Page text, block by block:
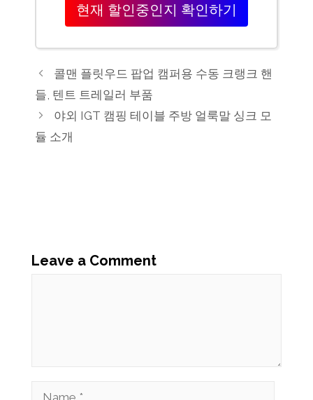
현재 할인중인지 확인하기
콜맨 플릿우드 팝업 캠퍼용 수동 크랭크 핸
들, 텐트 트레일러 부품
야외 IGT 캠핑 테이블 주방 얼룩말 싱크 모
듈 소개
Leave a Comment
Name